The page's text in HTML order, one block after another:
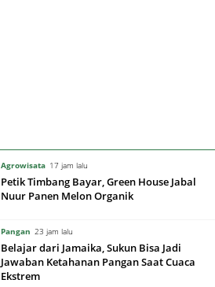
Agrowisata 17 jam lalu
Petik Timbang Bayar, Green House Jabal
Nuur Panen Melon Organik
Pangan 23 jam lalu
Belajar dari Jamaika, Sukun Bisa Jadi
Jawaban Ketahanan Pangan Saat Cuaca
Ekstrem